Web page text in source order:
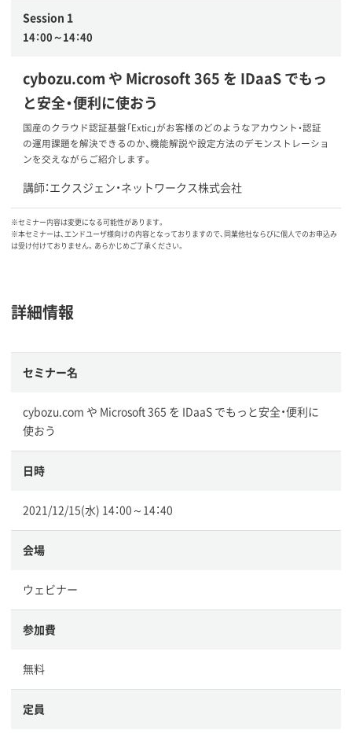
Session 1
14：00～14：40
cybozu.com や Microsoft 365 を IDaaS でもっ
と安全・便利に使おう
国産のクラウド認証基盤「Extic」がお客様のどのようなアカウント・認証
の運用課題を解決できるのか、機能解説や設定方法のデモンストレーショ
ンを交えながらご紹介します。
講師：エクスジェン・ネットワークス株式会社
※セミナー内容は変更になる可能性があります。
※本セミナーは、エンドユーザ様向けの内容となっておりますので、同業他社ならびに個人でのお申込み
は受け付けておりません。あらかじめご了承ください。
詳細情報
セミナー名
cybozu.com や Microsoft 365 を IDaaS でもっと安全・便利に
使おう
日時
2021/12/15(水) 14：00～14：40
会場
ウェビナー
参加費
無料
定員